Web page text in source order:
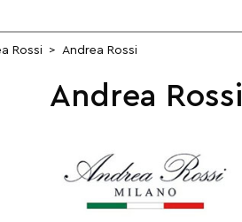
Rossi > Andrea Rossi
Andrea Rossi